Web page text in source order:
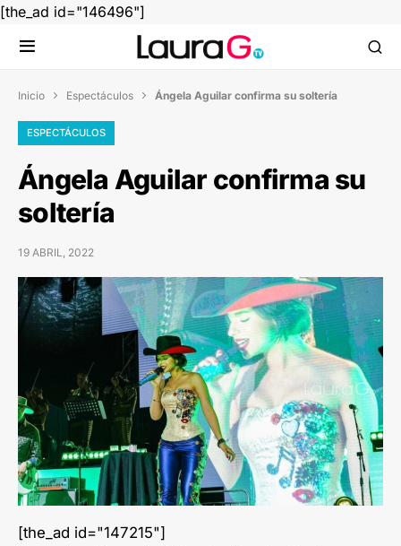
[the_ad id="146496"]
Inicio  Espectáculos  Ángela Aguilar confirma su soltería
ESPECTÁCULOS
Ángela Aguilar confirma su
soltería
19 ABRIL, 2022
[the_ad id="147215"]